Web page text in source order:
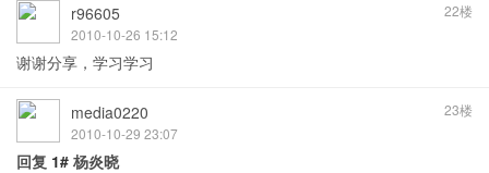
22楼
r96605
2010-10-26 15:12
谢谢分享，学习学习
23楼
media0220
2010-10-29 23:07
回复 1# 杨炎晓